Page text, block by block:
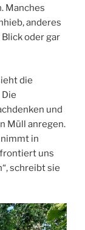
Manches
anderes
oder gar
die
Die
und
Müll anregen.
in
uns
schreibt sie